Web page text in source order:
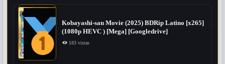
Kobayashi-san Movie (2025) BDRip Latino [x265]
(1080p HEVC ) [Mega] [Googledrive]
183 vistas